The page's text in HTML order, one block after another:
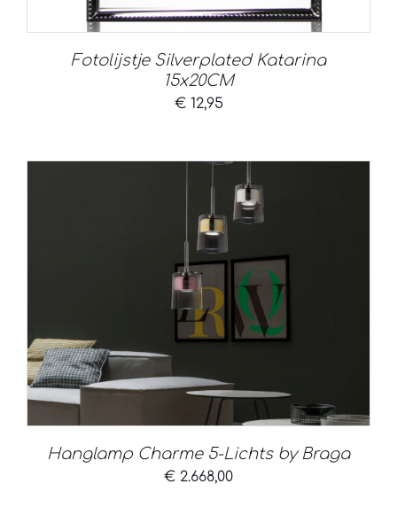
Fotolijstje Silverplated Katarina
15x20CM
€12,95
Hanglamp Charme 5-Lichts by Braga
€ 2.668,00